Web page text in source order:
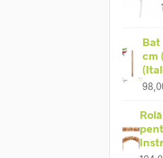
Bat
cm